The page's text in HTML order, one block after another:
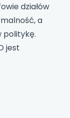
działów
a
politykę.
jest